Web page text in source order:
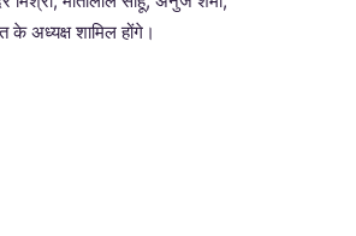
अध्यक्ष शामिल होंगे।